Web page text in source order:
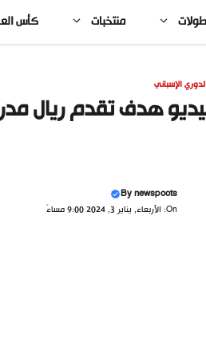
منتخبات كأس
الإسباني
هدف تقدم ريال
Bynewspoots
On: الأربعاء, يناير 3, 2024 9:00 مساءً